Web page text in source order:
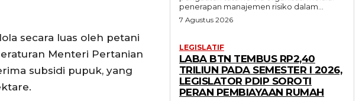
secara luas oleh petani
Menteri Pertanian
subsidi pupuk, yang
penerapan manajemen risiko dalam...
7 Agustus 2026
LEGISLATIF
LABA BTN TEMBUS RP2,40
TRILIUN PADA SEMESTER I 2026,
LEGISLATOR PDIP SOROTI
PERAN PEMBIAYAAN RUMAH